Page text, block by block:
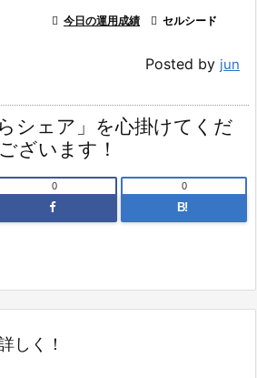
 今日の運用成績  セルシード
Posted by jun
シェア」を心掛けてくだ
ざいます！
0
B!
0
しく！